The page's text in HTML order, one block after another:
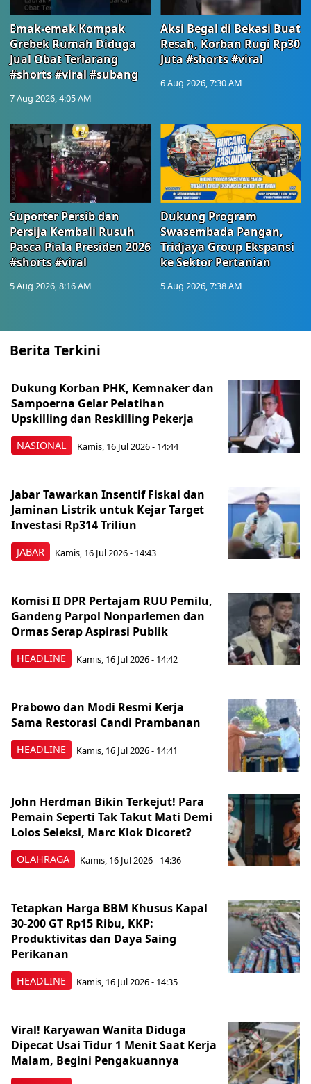
Emak-emak Kompak
Grebek Rumah Diduga
Jual Obat Terlarang
#shorts #viral #subang
7 Aug 2026, 4:05 AM
Aksi Begal di Bekasi Buat
Resah, Korban Rugi Rp30
Juta #shorts #viral
6 Aug 2026, 7:30 AM
Suporter Persib dan
Persija Kembali Rusuh
Pasca Piala Presiden 2026
#shorts #viral
5 Aug 2026, 8:16 AM
Dukung Program
Swasembada Pangan,
Tridjaya Group Ekspansi
ke Sektor Pertanian
5 Aug 2026, 7:38 AM
Berita Terkini
NASIONAL
Dukung Korban PHK, Kemnaker dan
Sampoerna Gelar Pelatihan
Upskilling dan Reskilling Pekerja
Kamis, 16 Jul 2026 - 14:44
JABAR
Jabar Tawarkan Insentif Fiskal dan
Jaminan Listrik untuk Kejar Target
Investasi Rp314 Triliun
Kamis, 16 Jul 2026 - 14:43
HEADLINE
Komisi II DPR Pertajam RUU Pemilu,
Gandeng Parpol Nonparlemen dan
Ormas Serap Aspirasi Publik
Kamis, 16 Jul 2026 - 14:42
HEADLINE
Prabowo dan Modi Resmi Kerja
Sama Restorasi Candi Prambanan
Kamis, 16 Jul 2026 - 14:41
OLAHRAGA
John Herdman Bikin Terkejut! Para
Pemain Seperti Tak Takut Mati Demi
Lolos Seleksi, Marc Klok Dicoret?
Kamis, 16 Jul 2026 - 14:36
HEADLINE
Tetapkan Harga BBM Khusus Kapal
30-200 GT Rp15 Ribu, KKP:
Produktivitas dan Daya Saing
Perikanan
Kamis, 16 Jul 2026 - 14:35
Viral! Karyawan Wanita Diduga
Dipecat Usai Tidur 1 Menit Saat Kerja
Malam, Begini Pengakuannya